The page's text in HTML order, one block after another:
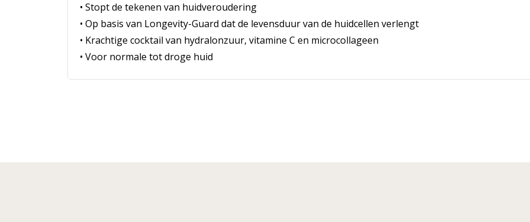
• Stopt de tekenen van huidveroudering
• Op basis van Longevity-Guard dat de levensduur van de huidcellen verlengt
• Krachtige cocktail van hydralonzuur, vitamine C en microcollageen
• Voor normale tot droge huid